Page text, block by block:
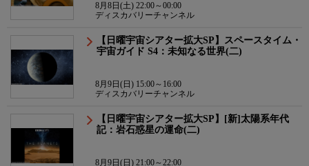
8月8日(土) 22:00～00:00
ディスカバリーチャンネル
【日曜宇宙シアター拡大SP】スペースタイム・
宇宙ガイド S4：未知なる世界(二)
8月9日(日) 15:00～16:00
ディスカバリーチャンネル
【日曜宇宙シアター拡大SP】[新]太陽系年代
記：岩石惑星の運命(二)
8月9日(日) 21:00～22:00